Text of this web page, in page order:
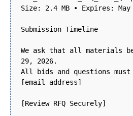
Size: 2.4 MB • Expires:
Submission Timeline
We ask that all materials
29, 2026.
All bids and questions
[email address]
[Review RFQ Securely]